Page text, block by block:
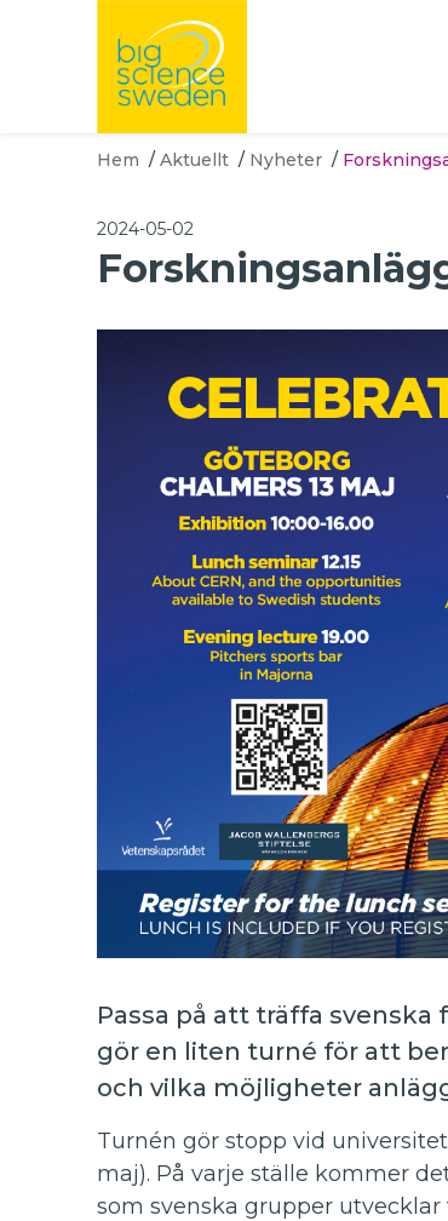
Hem / Aktuellt / Nyheter /
2024-05-02
Passa på att träffa svenska
gör en liten turné för att
och vilka möjligheter
Turnén gör stopp vid
maj). På varje ställe kommer
som svenska grupper